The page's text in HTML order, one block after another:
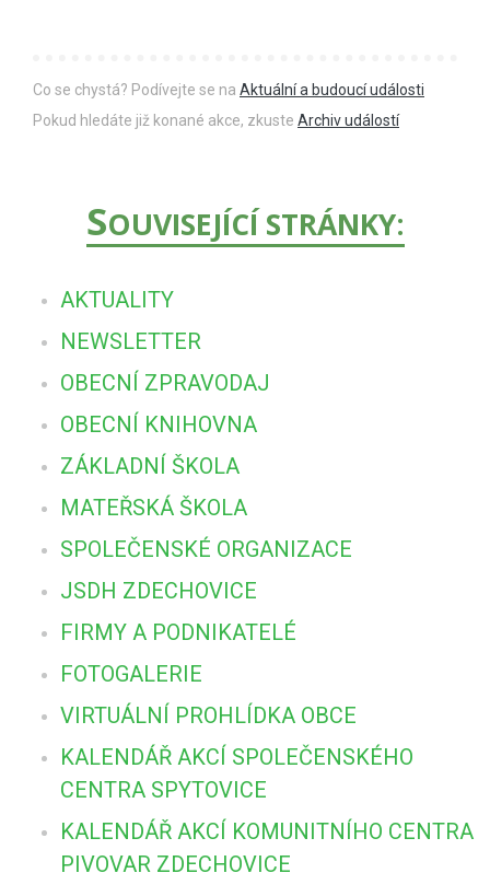
Co se chystá? Podívejte se na Aktuální a budoucí události
Pokud hledáte již konané akce, zkuste Archiv událostí
SOUVISEJÍCÍ STRÁNKY:
AKTUALITY
NEWSLETTER
OBECNÍ ZPRAVODAJ
OBECNÍ KNIHOVNA
ZÁKLADNÍ ŠKOLA
MATEŘSKÁ ŠKOLA
SPOLEČENSKÉ ORGANIZACE
JSDH ZDECHOVICE
FIRMY A PODNIKATELÉ
FOTOGALERIE
VIRTUÁLNÍ PROHLÍDKA OBCE
KALENDÁŘ AKCÍ SPOLEČENSKÉHO
CENTRA SPYTOVICE
KALENDÁŘ AKCÍ KOMUNITNÍHO CENTRA
PIVOVAR ZDECHOVICE